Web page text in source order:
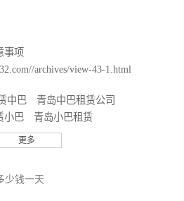
事项
archives/view-43-1.html
中巴
青岛中巴租赁公司
小巴
青岛小巴租赁
租赁小车
青岛小车租赁
青岛租车价格小巴士
公司 青岛租车小巴
更多
少钱一天